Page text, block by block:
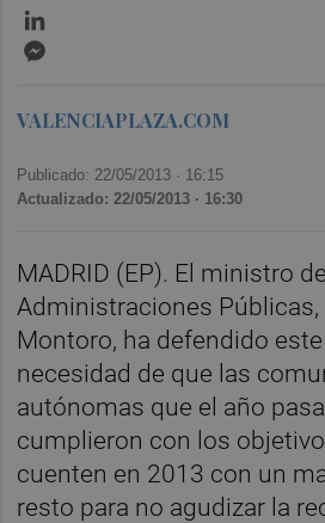
VALENCIAPLAZA.COM
Publicado: 22/05/2013 · 16:15
Actualizado: 22/05/2013 · 16:30
MADRID (EP). El ministro
Administraciones Públicas,
Montoro, ha defendido
necesidad de que las
autónomas que el año
cumplieron con los
cuenten en 2013 con un
resto para no agudizar la